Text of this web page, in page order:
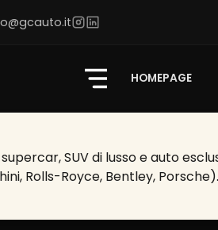
HOMEPAGE
SUV di lusso e auto
Rolls-Royce, Bentley,